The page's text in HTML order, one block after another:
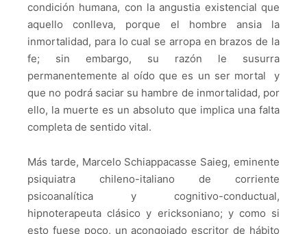
condición humana, con la angustia existencial que
aquello conlleva, porque el hombre ansia la
inmortalidad, para lo cual se arropa en brazos de la
fe; sin embargo, su razón le susurra
permanentemente al oído que es un ser mortal y
que no podrá saciar su hambre de inmortalidad, por
ello, la muerte es un absoluto que implica una falta
completa de sentido vital.
Más tarde, Marcelo Schiappacasse Saieg, eminente
psiquiatra chileno-italiano de corriente
psicoanalítica y cognitivo-conductual,
hipnoterapeuta clásico y ericksoniano; y como si
esto fuese poco, un acongojado escritor de hábito